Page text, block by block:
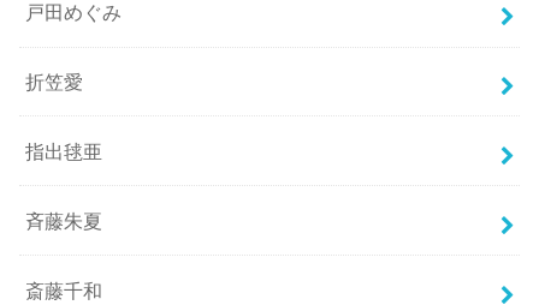
戸田めぐみ
折笠愛
指出毬亜
斉藤朱夏
斎藤千和